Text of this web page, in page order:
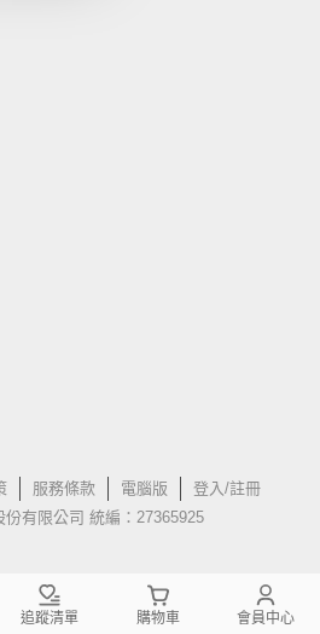
服務條款 電腦版
登入/註冊
份有限公司 統編：27365925
追蹤清單 購物車 會員中心